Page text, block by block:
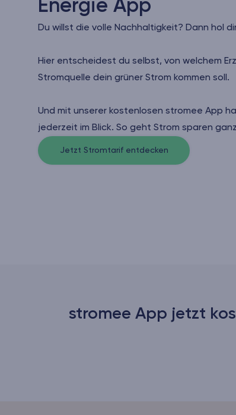
Energie App
Du willst die volle Nachhaltigkeit? Dann hol
Hier entscheidest du selbst, von welchem
Stromquelle dein grüner Strom kommen soll.
Und mit unserer kostenlosen stromee App
jederzeit im Blick. So geht Strom sparen
Jetzt Stromtarif entdecken
stromee App jetzt